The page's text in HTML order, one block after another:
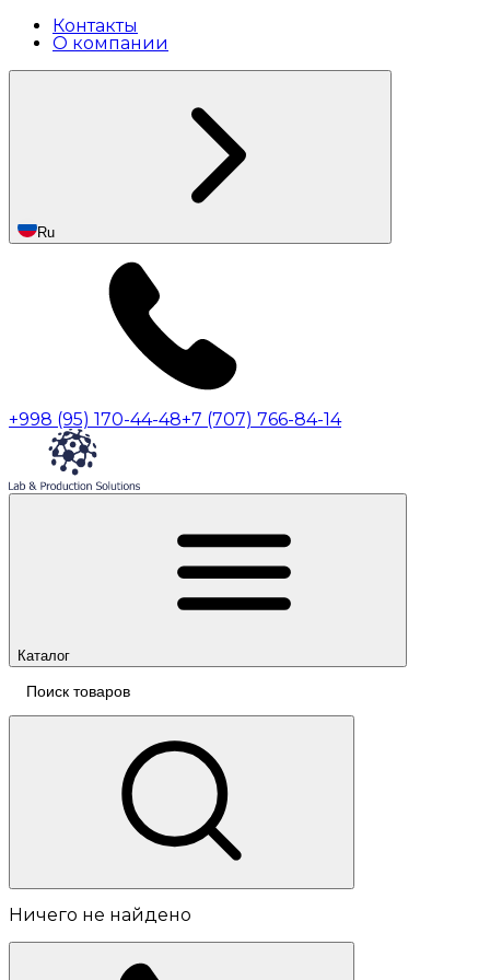
Контакты
О компании
Ru
+998 (95) 170-44-48+7 (707) 766-84-14
Каталог
Ничего не найдено